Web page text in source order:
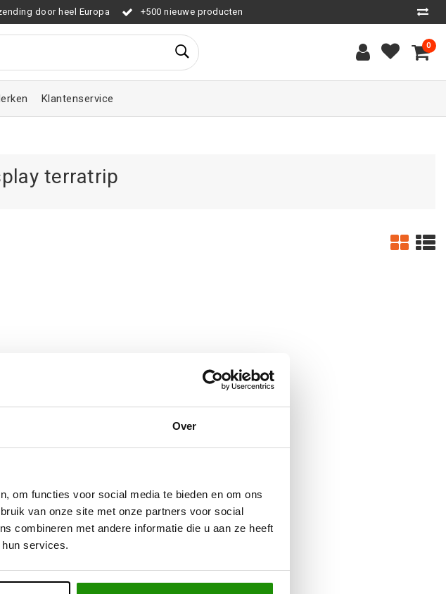
Over
om functies voor social media te bieden en om ons
van onze site met onze partners voor social
combineren met andere informatie die u aan ze heeft
services.
door heel Europa +500 nieuwe producten
0
Klantenservice
terratrip